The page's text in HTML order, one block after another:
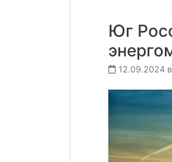
Юг
12.09.2024